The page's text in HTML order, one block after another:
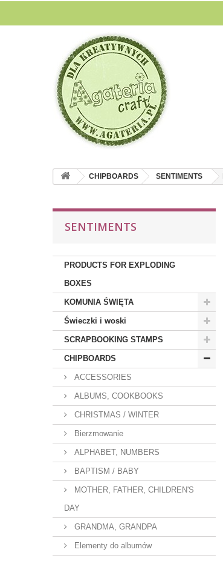
CHIPBOARDS SENTIMENTS
SENTIMENTS
PRODUCTS FOR EXPLODING
BOXES
KOMUNIA ŚWIĘTA
Świeczki i woski
SCRAPBOOKING STAMPS
CHIPBOARDS
ACCESSORIES
ALBUMS, COOKBOOKS
CHRISTMAS / WINTER
Bierzmowanie
ALPHABET, NUMBERS
BAPTISM / BABY
MOTHER, FATHER, CHILDREN'S
DAY
GRANDMA, GRANDPA
Elementy do albumów